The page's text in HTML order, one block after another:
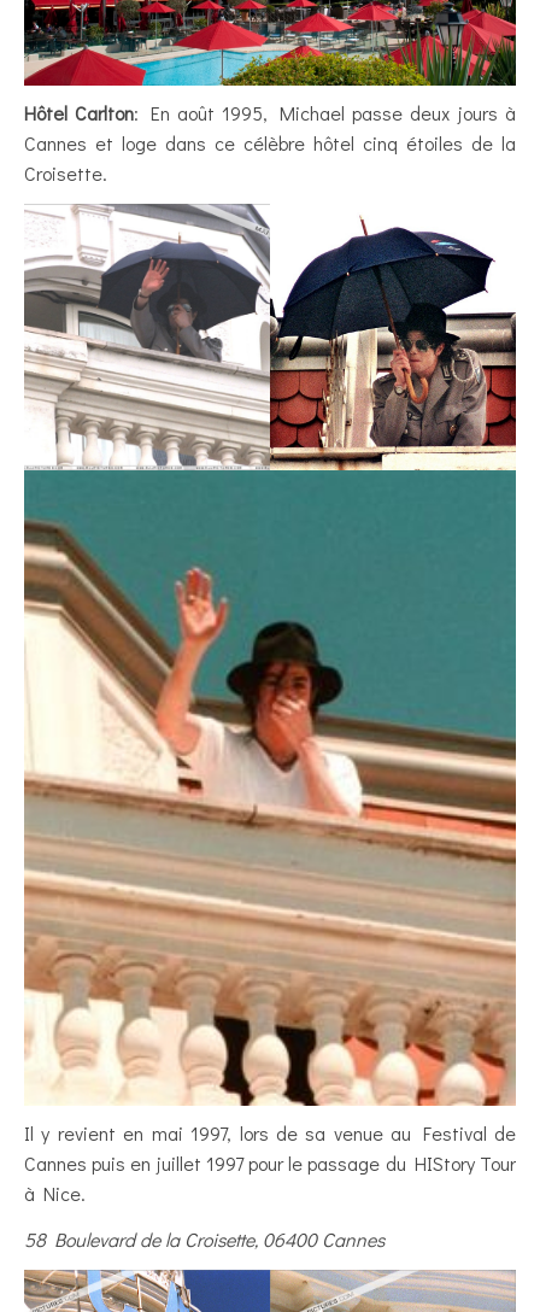
Hôtel Carlton: En août 1995, Michael passe deux jours à
Cannes et loge dans ce célèbre hôtel cinq étoiles de la
Croisette.
Il y revient en mai 1997, lors de sa venue au Festival de
Cannes puis en juillet 1997 pour le passage du HIStory Tour
à Nice.
58 Boulevard de la Croisette, 06400 Cannes